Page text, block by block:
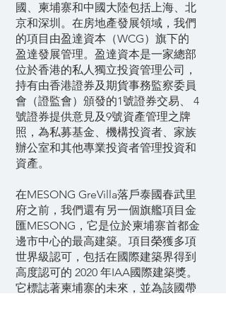
國、柬埔寨和中國大陸包括上海、北
京和深圳。在房地產發展領域，我們
的項目由盈達資本（WCG）旗下的
盈達發展管理。盈達資本是一家總部
位於香港的私人獨立投資管理公司，
持有由香港證券及期貨事務監察委員
會（證監會）頒發的1號證券交易、 4
號證券提供意見及9號資產管理之牌
照，為私募基金、機構投資者、家族
辦公室和其他專業投資者管理投資和
資產。
在MESONG GreVilla落戶泰國春武里
府之前，我們還有另一個旗艦項目金
匯MESONG，它是位於柬埔寨首都金
邊市中心的最高建築。項目榮獲多項
世界級認可，包括在國際建築界得到
高度認可的 2020 年IAA國際建築獎。
它標誌著柬埔寨的未來，並為該國帶